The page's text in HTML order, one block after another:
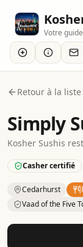
Votre
Retour à la liste
Simply
Kosher Sushis
Casher certifié
Cedarhurst
Vaad of the Five
Kosher